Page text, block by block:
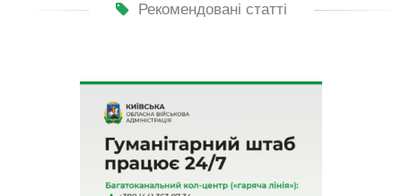
Рекомендовані статті